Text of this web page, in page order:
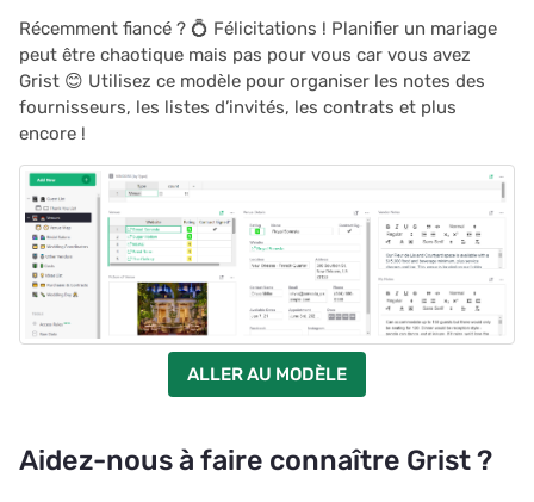
Récemment fiancé ? 💍 Félicitations ! Planifier un mariage
peut être chaotique mais pas pour vous car vous avez
Grist 😊 Utilisez ce modèle pour organiser les notes des
fournisseurs, les listes d’invités, les contrats et plus
encore !
ALLER AU MODÈLE
Aidez-nous à faire connaître Grist ?